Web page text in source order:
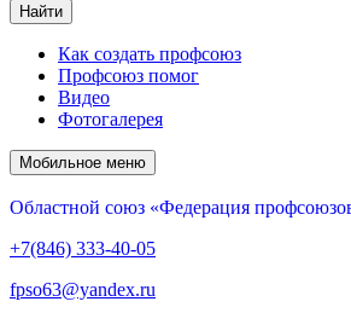
Найти
Как создать профсоюз
Профсоюз помог
Видео
Фотогалерея
Мобильное меню
Областной союз «Федерация
+7(846) 333-40-05
fpso63@yandex.ru